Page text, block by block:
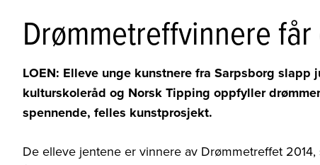
Drømmetreffvinnere
LOEN: Elleve unge kunstnere fra Sarpsborg
kulturskoleråd og Norsk Tipping oppfyller
spennende, felles kunstprosjekt.
De elleve jentene er vinnere av Drømmetreffet